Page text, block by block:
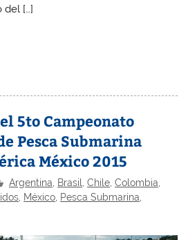
del […]
5to Campeonato
Pesca Submarina
México 2015
Argentina Brasil ,Chile ,Colombia
, México, Pesca Submarina,